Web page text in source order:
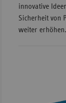
innovative
Sicherheit von
weiter erhöhen.